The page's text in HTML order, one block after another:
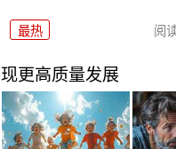
最热 阅
更高质量发展